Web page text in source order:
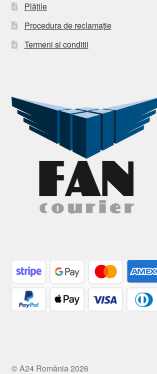
Plățile
Procedura de reclamație
Termeni si conditii
© A24 România 2026